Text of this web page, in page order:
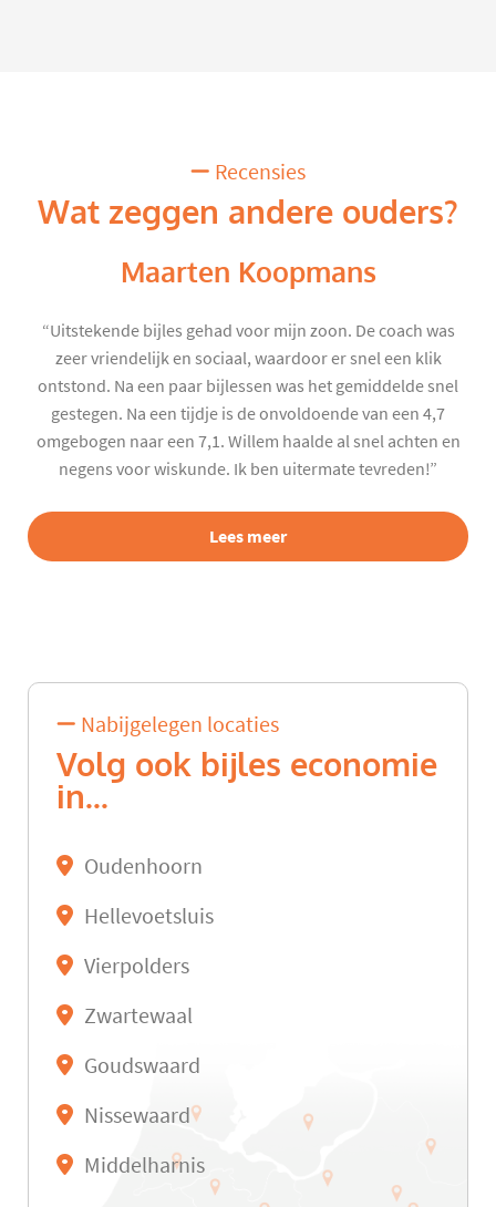
Recensies
Wat zeggen andere ouders?
Maarten Koopmans
“Uitstekende bijles gehad voor mijn zoon. De coach was
zeer vriendelijk en sociaal, waardoor er snel een klik
ontstond. Na een paar bijlessen was het gemiddelde snel
gestegen. Na een tijdje is de onvoldoende van een 4,7
omgebogen naar een 7,1. Willem haalde al snel achten en
negens voor wiskunde. Ik ben uitermate tevreden!”
Lees meer
Nabijgelegen locaties
Volg ook bijles economie
in...
Oudenhoorn
Hellevoetsluis
Vierpolders
Zwartewaal
Goudswaard
Nissewaard
Middelharnis